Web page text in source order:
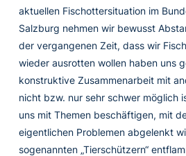
aktuellen Fischottersituation im
Salzburg nehmen wir bewusst
der vergangenen Zeit, dass wir
wieder ausrotten wollen haben uns
konstruktive Zusammenarbeit mit
nicht bzw. nur sehr schwer möglich
uns mit Themen beschäftigen, mit
eigentlichen Problemen abgelenkt
sogenannten „Tierschützern“